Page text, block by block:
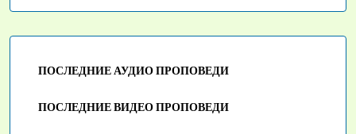
ПОСЛЕДНИЕ АУДИО ПРОПОВЕДИ
ПОСЛЕДНИЕ ВИДЕО ПРОПОВЕДИ